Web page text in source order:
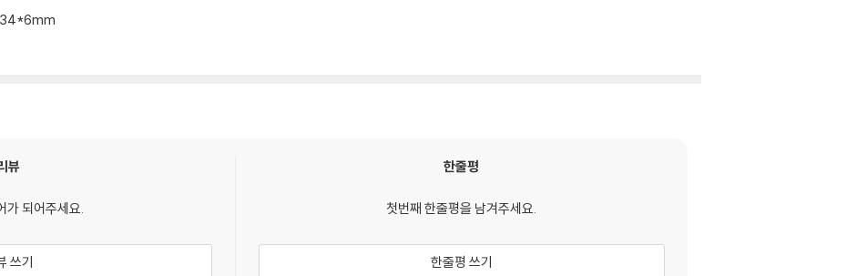
뷰
가 되어주세요.
쓰기
한줄평
첫번째 한줄평을 남겨주세요.
한줄평 쓰기